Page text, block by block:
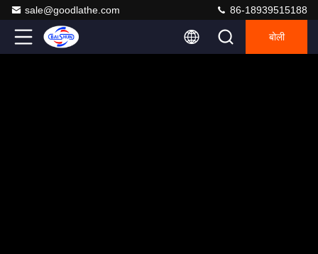
sale@goodlathe.com 86-18939515188
बोली